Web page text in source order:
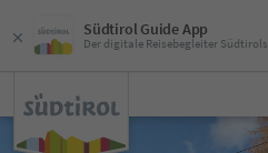
Südtirol Guide App
Der digitale Reisebegleiter Südtirols